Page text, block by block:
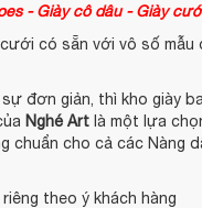
- Giày cô dâu - Giày
cưới có sẵn với vô số mẫu
đơn giản, thì kho giày
Nghé Art là một lựa
chuẩn cho cả các Nàng
riêng theo ý khách hàng